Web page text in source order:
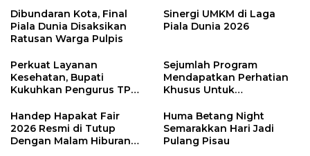
Dibundaran Kota, Final
Piala Dunia Disaksikan
Ratusan Warga Pulpis
Sinergi UMKM di Laga
Piala Dunia 2026
Perkuat Layanan
Kesehatan, Bupati
Kukuhkan Pengurus TP
Sejumlah Program
Mendapatkan Perhatian
Khusus Untuk
Handep Hapakat Fair
2026 Resmi di Tutup
Dengan Malam Hiburan
Huma Betang Night
Semarakkan Hari Jadi
Pulang Pisau